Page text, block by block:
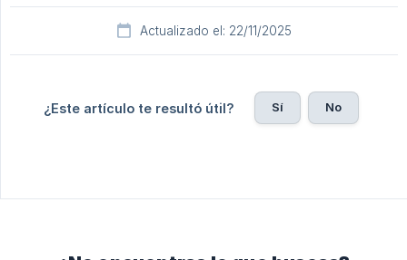
Actualizado el: 22/11/2025
¿Este artículo te resultó útil? Sí No